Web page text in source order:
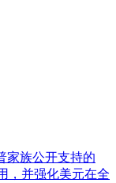
家族公开支持的
，并强化美元在全